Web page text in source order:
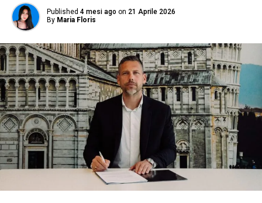
Published 4 mesi ago on 21 Aprile 2026
By Maria Floris